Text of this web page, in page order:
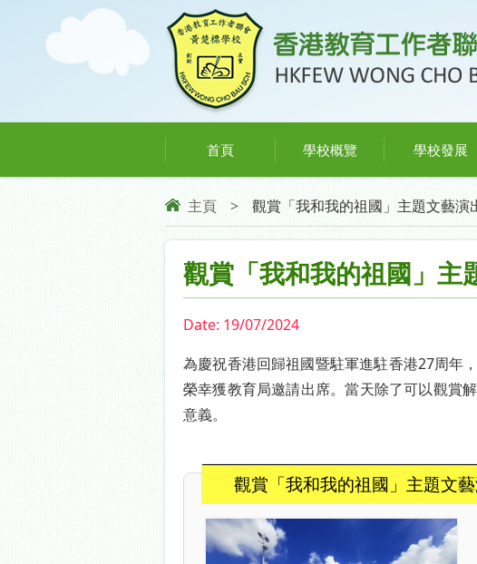
首頁 學校概覽 學校發展
主頁 > 觀賞「我和我的祖國」主題文藝演
觀賞「我和我的祖國」主
Date: 19/07/2024
為慶祝香港回歸祖國暨駐軍進駐香港27周
榮幸獲教育局邀請出席。當天除了可以觀賞
意義。
觀賞「我和我的祖國」主題文